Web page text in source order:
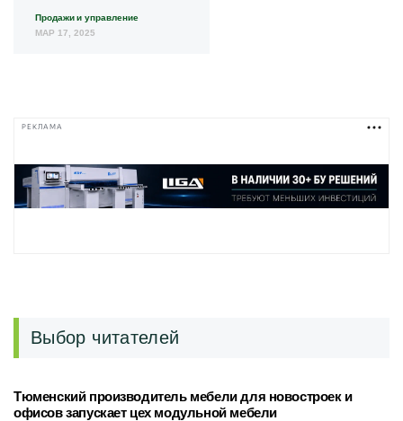
Продажи и управление
МАР 17, 2025
РЕКЛАМА
Выбор читателей
Тюменский производитель мебели для новостроек и
офисов запускает цех модульной мебели